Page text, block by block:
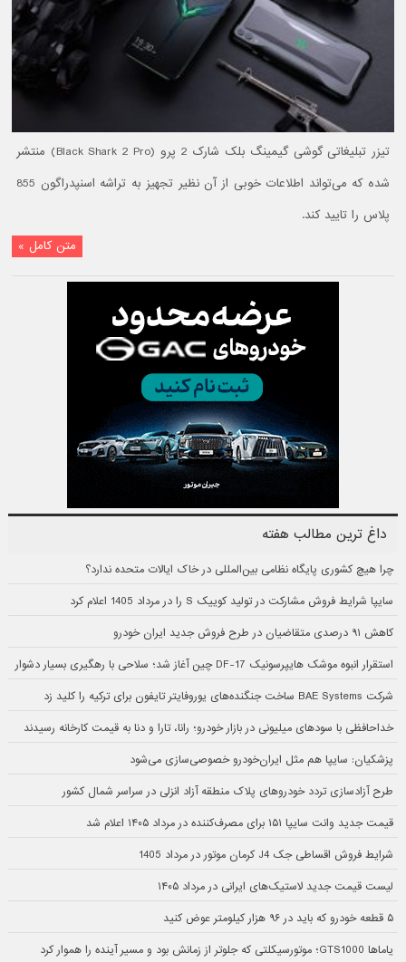
تیزر تبلیغاتی گوشی گیمینگ بلک شارک 2 پرو (Black Shark 2 Pro) منتشر
شده که می‌تواند اطلاعات خوبی از آن نظیر تجهیز به تراشه اسنپدراگون 855
پلاس را تایید کند.
متن کامل »
داغ ترین مطالب هفته
چرا هیچ کشوری پایگاه نظامی بین‌المللی در خاک ایالات متحده ندارد؟
سایپا شرایط فروش مشارکت در تولید کوییک S را در مرداد 1405 اعلام کرد
کاهش ۹۱ درصدی متقاضیان در طرح فروش جدید ایران خودرو
استقرار انبوه موشک هایپرسونیک DF-17 چین آغاز شد؛ سلاحی با رهگیری بسیار دشوار
شرکت BAE Systems ساخت جنگنده‌های یوروفایتر تایفون برای ترکیه را کلید زد
خداحافظی با سودهای میلیونی در بازار خودرو؛ رانا، تارا و دنا به قیمت کارخانه رسیدند
پزشکیان: سایپا هم مثل ایران‌خودرو خصوصی‌سازی می‌شود
طرح آزادسازی تردد خودروهای پلاک منطقه آزاد انزلی در سراسر شمال کشور
قیمت جدید وانت سایپا ۱۵۱ برای مصرف‌کننده در مرداد ۱۴۰۵ اعلام شد
شرایط فروش اقساطی جک J4 کرمان موتور در مرداد 1405
لیست قیمت جدید لاستیک‌های ایرانی در مرداد ۱۴۰۵
۵ قطعه خودرو که باید در ۹۶ هزار کیلومتر عوض کنید
یاماها GTS1000؛ موتورسیکلتی که جلوتر از زمانش بود و مسیر آینده را هموار کرد